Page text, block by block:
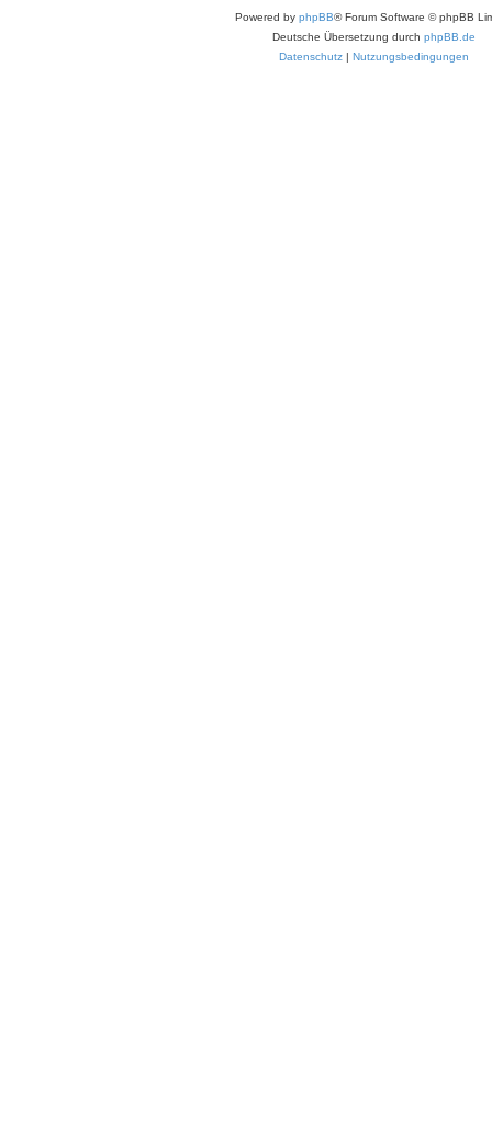
Powered by phpBB® Forum Software © phpBB
Deutsche Übersetzung durch phpBB.de
Datenschutz | Nutzungsbedingungen